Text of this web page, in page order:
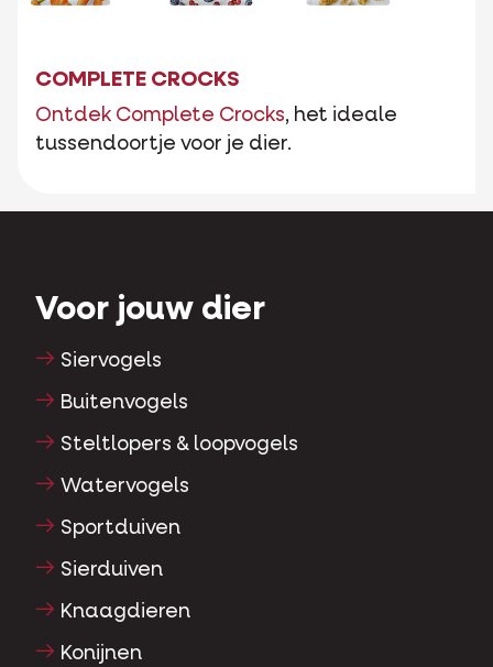
COMPLETE CROCKS
Ontdek Complete Crocks, het ideale
tussendoortje voor je dier.
Voor jouw dier
Siervogels
Buitenvogels
Steltlopers & loopvogels
Watervogels
Sportduiven
Sierduiven
Knaagdieren
Konijnen